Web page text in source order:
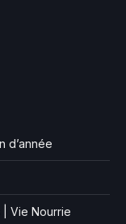
d’année
Vie Nourrie